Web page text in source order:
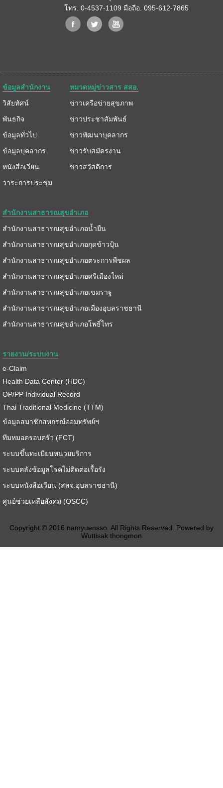
โทร. 0-4537-1109 มือถือ. 095-612-7865
ข้อมูลสำนักงาน
วิสัยทัศน์
พันธกิจ
ข้อมูลทั่วไป
ข้อมูลบุคลากร
หนังสือเวียน
วาระการประชุม
หมวดหมู่ข่าวสาร สสอ.
ข่าวเครือข่ายสุขภาพ
ข่าวประชาสัมพันธ์
ข่าวพัฒนาบุคลากร
ข่าวรับสมัครงาน
ข่าวสวัสดิการ
สำนักงานสาธารณสุขอำเภอ
สำนักงานสาธารณสุขอำเภอน้ำยืน
สำนักงานสาธารณสุขอำเภอกุดข้าวปุ้น
สำนักงานสาธารณสุขอำเภอตระการพืชผล
สำนักงานสาธารณสุขอำเภอศรีเมืองใหม่
สำนักงานสาธารณสุขอำเภอเขมราฐ
สำนักงานสาธารณสุขอำเภอเมืองอุบลราชธานี
สำนักงานสาธารณสุขอำเภอโพธิ์ไทร
รายงาน/ระบบงาน
e-Claim
Health Data Center (HDC)
OP/PP Individual Record
Thai Traditional Medicine (TTM)
ข้อมูลสมาชิกสหกรณ์ออมทรัพย์ฯ
ทีมหมอครอบครัว (FCT)
ระบบขึ้นทะเบียนหน่วยบริการ
ระบบคลังข้อมูลโรคไม่ติดต่อเรื้อรัง
ระบบหนังสือเวียน (สสจ.อุบลราชธานี)
ศูนย์ช่วยเหลือสังคม (OSCC)
Copyright © 2016 namyuensso. All Rights Reserved. Powered by
Wuttisak thongmon